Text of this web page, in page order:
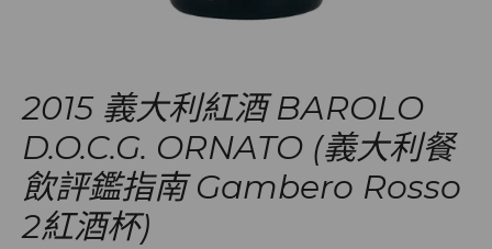
2015 義大利紅酒 BAROLO
D.O.C.G. ORNATO (義大利餐
飲評鑑指南 Gambero Rosso
2紅酒杯)